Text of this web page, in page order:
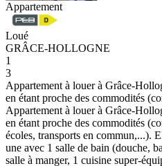
Appartement
Loué
GRÂCE-HOLLOGNE
1
3
Appartement à louer à Grâce-
en étant proche des commodités
Appartement à louer à Grâce-
en étant proche des commodités
écoles, transports en commun,...).
une avec 1 salle de bain (douche,
salle à manger, 1 cuisine super-